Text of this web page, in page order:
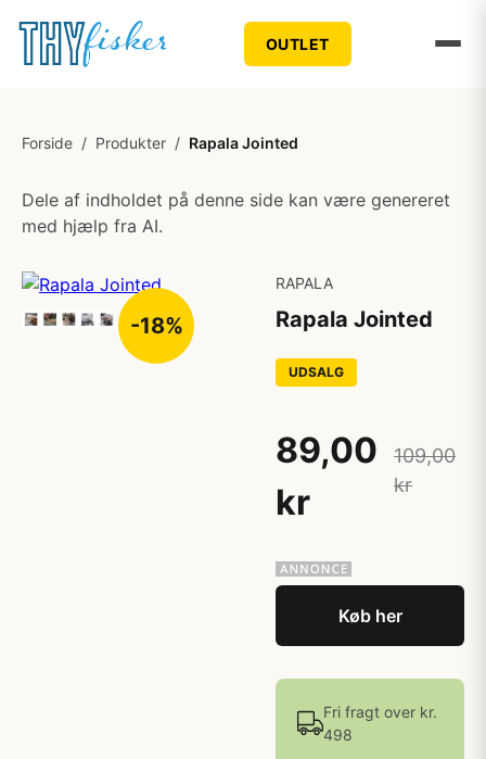
OUTLET
Forside / Produkter / Rapala Jointed
Dele af indholdet på denne side kan være genereret
med hjælp fra AI.
-18%
RAPALA
Rapala Jointed
UDSALG
89,00
kr
109,00
kr
Køb her
Fri fragt over kr.
498